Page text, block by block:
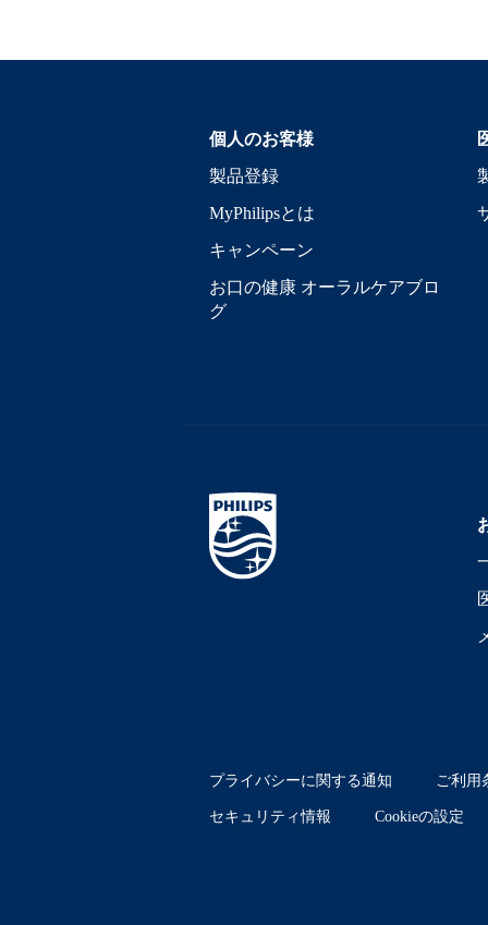
個人のお客様
製品登録
MyPhilipsとは
キャンペーン
お口の健康 オーラルケアブロ
グ
プライバシーに関する通知 ご利用
セキュリティ情報 Cookieの設定